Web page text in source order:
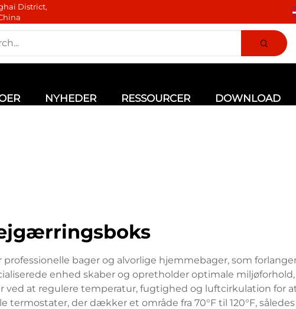
District,
NYHEDER RESSOURCER DOWNLOAD
bager og alvorlige hjemmebager, som
enhed skaber og opretholder optimale
at regulere temperatur, fugtighed og luftcirkulation for
der dækker et område fra 70°F til 120°F,